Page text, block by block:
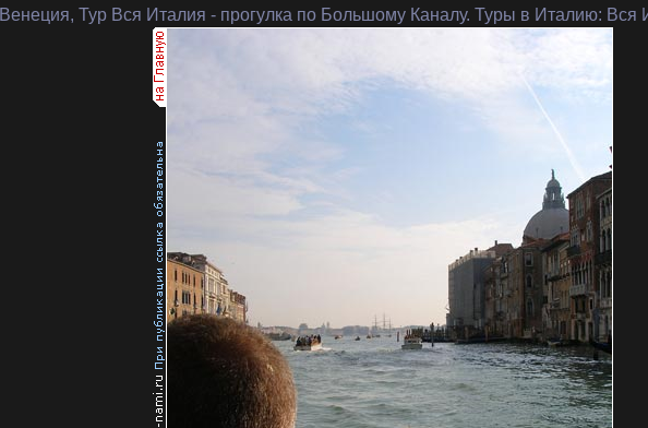
Венеция, Тур Вся Италия - прогулка по Большому Каналу. Туры в Италию: Вся